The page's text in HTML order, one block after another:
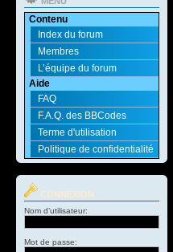
Contenu
Index du forum
Membres
L’équipe du forum
Aide
FAQ
F.A.Q. des BBCodes
Terme d'utilisation
Politique de confidentialité
CONNEXION
Nom d’utilisateur:
Mot de passe: